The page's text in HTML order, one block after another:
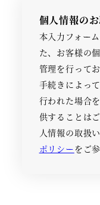
個人情報の
本入力フォー
た、お客様の
管理を行って
手続きによっ
行われた場合
供することは
人情報の取扱
ポリシー をご